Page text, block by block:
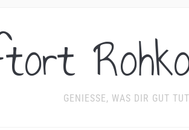
GENIESSE, WAS DIR GUT TUT.